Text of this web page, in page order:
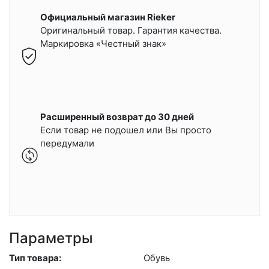
Официальный магазин Rieker
Оригинальный товар. Гарантия качества.
Маркировка «Честный знак»
Расширенный возврат до 30 дней
Если товар не подошел или Вы просто
передумали
Параметры
Тип товара:
Обувь